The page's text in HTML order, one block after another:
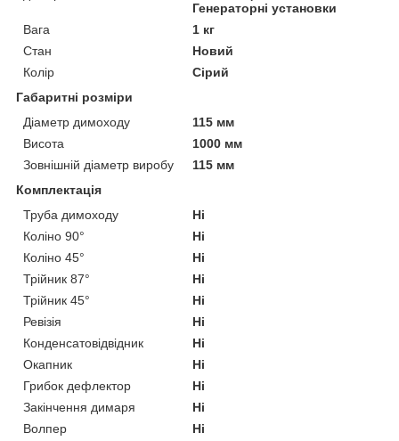
Генераторні установки
Вага
1 кг
Стан
Новий
Колір
Сірий
Габаритні розміри
Діаметр димоходу
115 мм
Висота
1000 мм
Зовнішній діаметр виробу
115 мм
Комплектація
Труба димоходу
Ні
Коліно 90°
Ні
Коліно 45°
Ні
Трійник 87°
Ні
Трійник 45°
Ні
Ревізія
Ні
Конденсатовідвідник
Ні
Окапник
Ні
Грибок дефлектор
Ні
Закінчення димаря
Ні
Волпер
Ні